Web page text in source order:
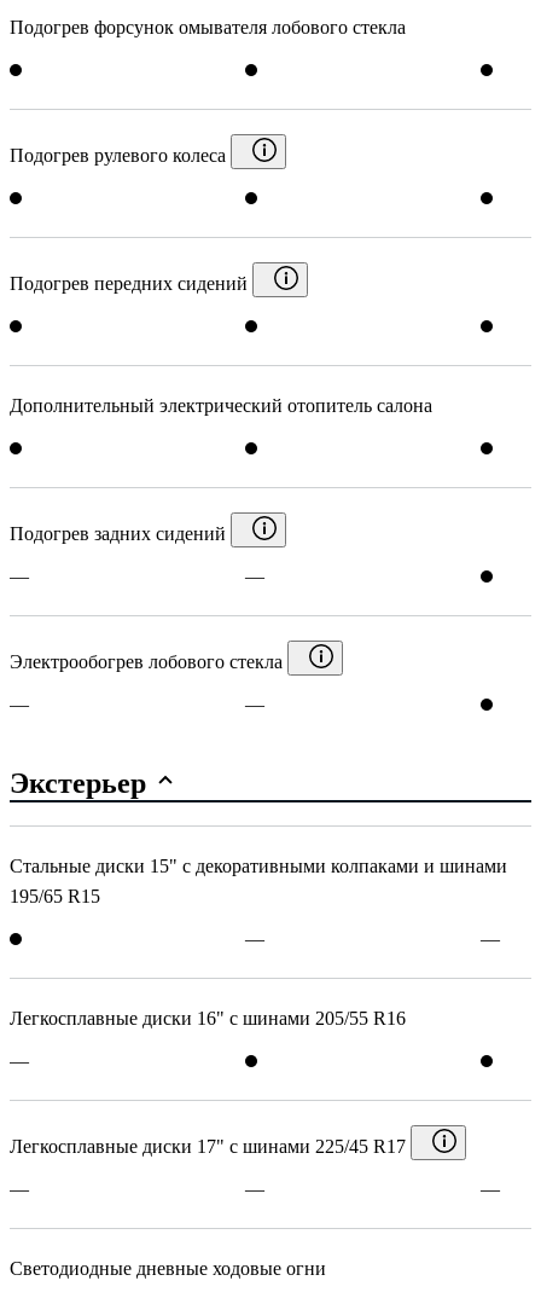
Подогрев форсунок омывателя лобового стекла
Подогрев рулевого колеса
Подогрев передних сидений
Дополнительный электрический отопитель салона
Подогрев задних сидений
— —
Электрообогрев лобового стекла
— —
Экстерьер
Стальные диски 15" с декоративными колпаками и шинами
195/65 R15
— —
Легкосплавные диски 16" с шинами 205/55 R16
—
Легкосплавные диски 17" с шинами 225/45 R17
— — —
Светодиодные дневные ходовые огни